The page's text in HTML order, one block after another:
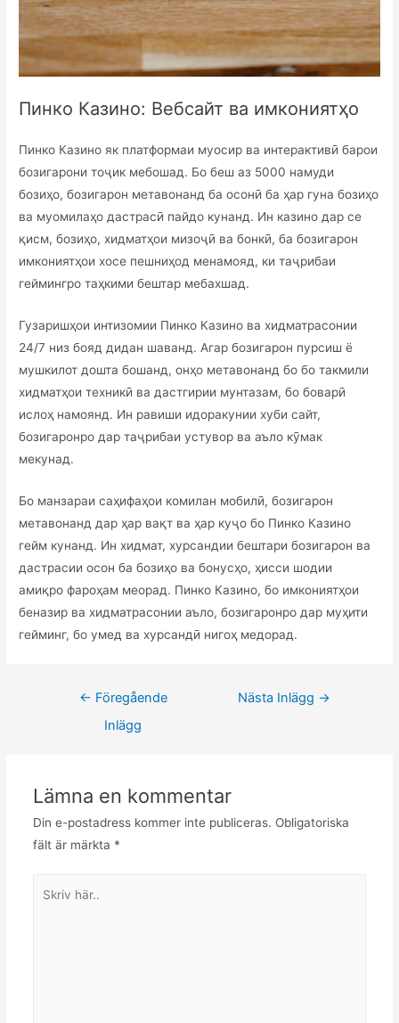
Пинко Казино: Вебсайт ва имкониятҳо
Пинко Казино як платформаи муосир ва интерактивӣ барои
бозигарони тоҷик мебошад. Бо беш аз 5000 намуди
бозиҳо, бозигарон метавонанд ба осонӣ ба ҳар гуна бозиҳо
ва муомилаҳо дастрасӣ пайдо кунанд. Ин казино дар се
қисм, бозиҳо, хидматҳои мизоҷӣ ва бонкӣ, ба бозигарон
имкониятҳои хосе пешниҳод менамояд, ки таҷрибаи
геймингро таҳкими бештар мебахшад.
Гузаришҳои интизомии Пинко Казино ва хидматрасонии
24/7 низ бояд дидан шаванд. Агар бозигарон пурсиш ё
мушкилот дошта бошанд, онҳо метавонанд бо бо такмили
хидматҳои техникӣ ва дастгирии мунтазам, бо боварӣ
ислоҳ намоянд. Ин равиши идоракунии хуби сайт,
бозигаронро дар таҷрибаи устувор ва аъло кӯмак
мекунад.
Бо манзараи саҳифаҳои комилан мобилӣ, бозигарон
метавонанд дар ҳар вақт ва ҳар куҷо бо Пинко Казино
гейм кунанд. Ин хидмат, хурсандии бештари бозигарон ва
дастрасии осон ба бозиҳо ва бонусҳо, ҳисси шодии
амиқро фароҳам меорад. Пинко Казино, бо имкониятҳои
беназир ва хидматрасонии аъло, бозигаронро дар муҳити
гейминг, бо умед ва хурсандӣ нигоҳ медорад.
← Föregående
Inlägg
Nästa Inlägg →
Lämna en kommentar
Din e-postadress kommer inte publiceras. Obligatoriska
fält är märkta *